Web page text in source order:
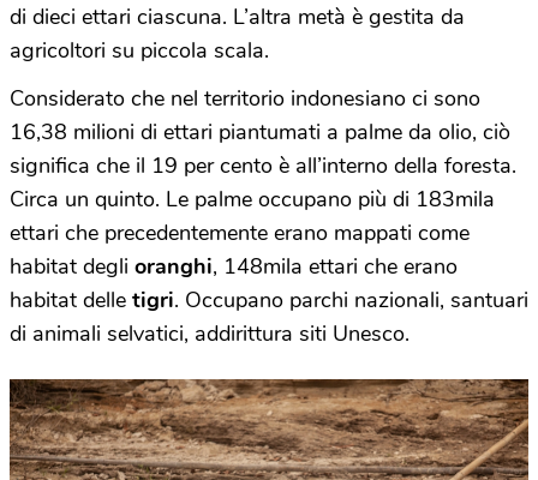
di dieci ettari ciascuna. L’altra metà è gestita da
agricoltori su piccola scala.
Considerato che nel territorio indonesiano ci sono
16,38 milioni di ettari piantumati a palme da olio, ciò
significa che il 19 per cento è all’interno della foresta.
Circa un quinto. Le palme occupano più di 183mila
ettari che precedentemente erano mappati come
habitat degli oranghi, 148mila ettari che erano
habitat delle tigri. Occupano parchi nazionali, santuari
di animali selvatici, addirittura siti Unesco.